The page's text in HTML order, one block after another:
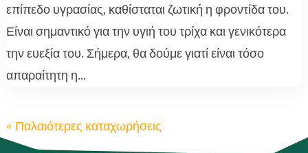
επίπεδο υγρασίας, καθίσταται ζωτική η φροντίδα του.
Είναι σημαντικό για την υγιή του τρίχα και γενικότερα
την ευεξία του. Σήμερα, θα δούμε γιατί είναι τόσο
απαραίτητη η...
« Παλαιότερες καταχωρήσεις